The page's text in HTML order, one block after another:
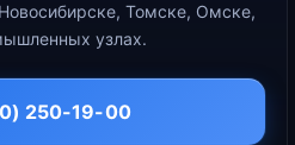
Томске, Омске,
узлах.
250-19-00